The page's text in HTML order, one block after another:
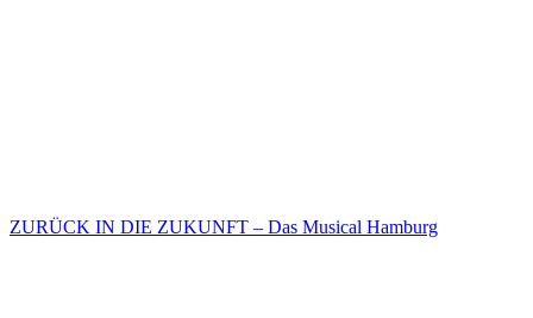
ZURÜCK IN DIE ZUKUNFT – Das Musical Hamburg